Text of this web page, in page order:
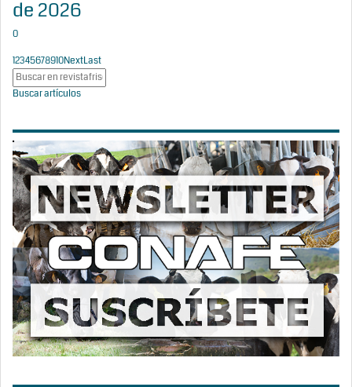
de 2026
0
12345678910NextLast
Buscar artículos